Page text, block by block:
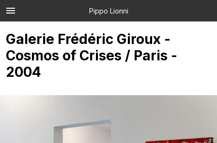
Pippo Lionni
Galerie Frédéric Giroux -
Cosmos of Crises / Paris -
2004